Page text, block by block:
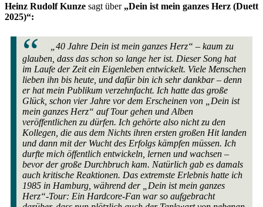
Heinz Rudolf Kunze sagt über„Dein ist mein ganzes Herz (Duett
2025)“:
„40 Jahre Dein ist mein ganzes Herz“ – kaum zu
glauben, dass das schon so lange her ist. Dieser Song hat
im Laufe der Zeit ein Eigenleben entwickelt. Viele Menschen
lieben ihn bis heute, und dafür bin ich sehr dankbar – denn
er hat mein Publikum verzehnfacht. Ich hatte das große
Glück, schon vier Jahre vor dem Erscheinen von „Dein ist
mein ganzes Herz“ auf Tour gehen und Alben
veröffentlichen zu dürfen. Ich gehörte also nicht zu den
Kollegen, die aus dem Nichts ihren ersten großen Hit landen
und dann mit der Wucht des Erfolgs kämpfen müssen. Ich
durfte mich öffentlich entwickeln, lernen und wachsen –
bevor der große Durchbruch kam. Natürlich gab es damals
auch kritische Reaktionen. Das extremste Erlebnis hatte ich
1985 in Hamburg, während der „Dein ist mein ganzes
Herz“-Tour: Ein Hardcore-Fan war so aufgebracht